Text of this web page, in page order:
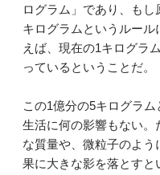
ログラム」であり、も
キログラムというルー
えば、現在の1キログラ
っているということだ。
この1億分の5キログラ
生活に何の影響もない
な質量や、微粒子のよ
果に大きな影を落とすと